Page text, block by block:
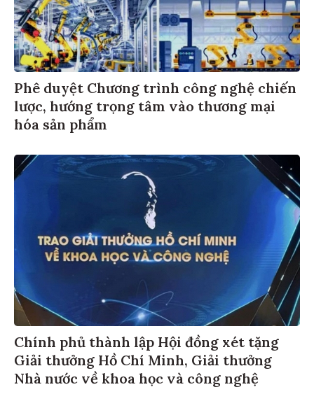
Phê duyệt Chương trình công nghệ chiến
lược, hướng trọng tâm vào thương mại
hóa sản phẩm
Chính phủ thành lập Hội đồng xét tặng
Giải thưởng Hồ Chí Minh, Giải thưởng
Nhà nước về khoa học và công nghệ